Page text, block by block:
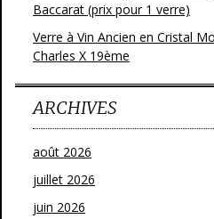
Baccarat (prix pour 1 verre)
Verre à Vin Ancien en Cristal
Charles X 19ème
ARCHIVES
août 2026
juillet 2026
juin 2026